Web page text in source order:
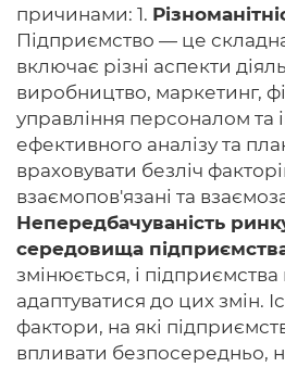
причинами: 1.
Підприємство — це
включає різні аспекти
виробництво, маркетинг,
управління персоналом та
ефективного аналізу та
враховувати безліч
взаємопов'язані та
Непередбачуваність
середовища
змінюється, і підприємства
адаптуватися до цих змін.
фактори, на які
впливати безпосередньо,